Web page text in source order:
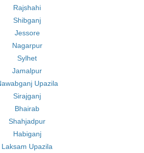
Rajshahi
Shibganj
Jessore
Nagarpur
Sylhet
Jamalpur
Upazila
Sirajganj
Bhairab
Shahjadpur
Habiganj
Laksam Upazila